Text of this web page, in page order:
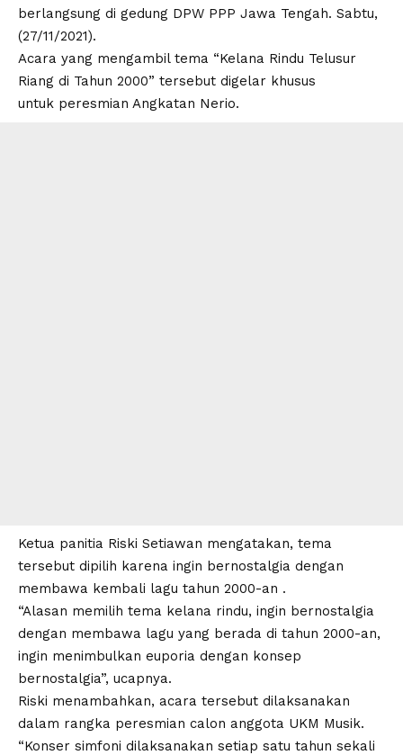
berlangsung di gedung DPW PPP Jawa Tengah. Sabtu,
(27/11/2021).
Acara yang mengambil tema “Kelana Rindu Telusur
Riang di Tahun 2000” tersebut digelar khusus
untuk peresmian Angkatan Nerio.
Ketua panitia Riski Setiawan mengatakan, tema
tersebut dipilih karena ingin bernostalgia dengan
membawa kembali lagu tahun 2000-an .
“Alasan memilih tema kelana rindu, ingin bernostalgia
dengan membawa lagu yang berada di tahun 2000-an,
ingin menimbulkan euporia dengan konsep
bernostalgia”, ucapnya.
Riski menambahkan, acara tersebut dilaksanakan
dalam rangka peresmian calon anggota UKM Musik.
“Konser simfoni dilaksanakan setiap satu tahun sekali